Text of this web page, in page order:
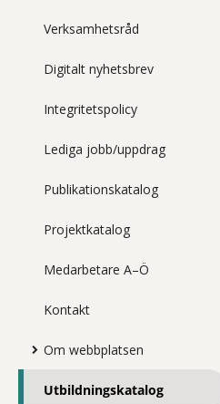
Verksamhetsråd
Digitalt nyhetsbrev
Integritetspolicy
Lediga jobb/uppdrag
Publikationskatalog
Projektkatalog
Medarbetare A–Ö
Kontakt
Om webbplatsen
Utbildningskatalog